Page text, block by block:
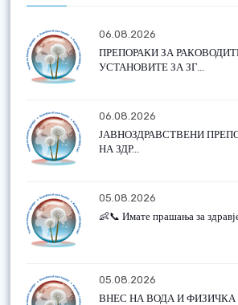
06.08.2026
ПРЕПОРАКИ ЗА
УСТАНОВИТЕ ЗА ЗГ...
06.08.2026
ЈАВНОЗДРАВСТВЕНИ
НА ЗДР...
05.08.2026
👶📞 Имате прашања за
05.08.2026
ВНЕС НА ВОДА И